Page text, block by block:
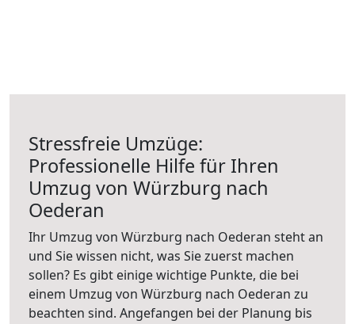
Stressfreie Umzüge:
Professionelle Hilfe für Ihren
Umzug von Würzburg nach
Oederan
Ihr Umzug von Würzburg nach Oederan steht an
und Sie wissen nicht, was Sie zuerst machen
sollen? Es gibt einige wichtige Punkte, die bei
einem Umzug von Würzburg nach Oederan zu
beachten sind. Angefangen bei der Planung bis